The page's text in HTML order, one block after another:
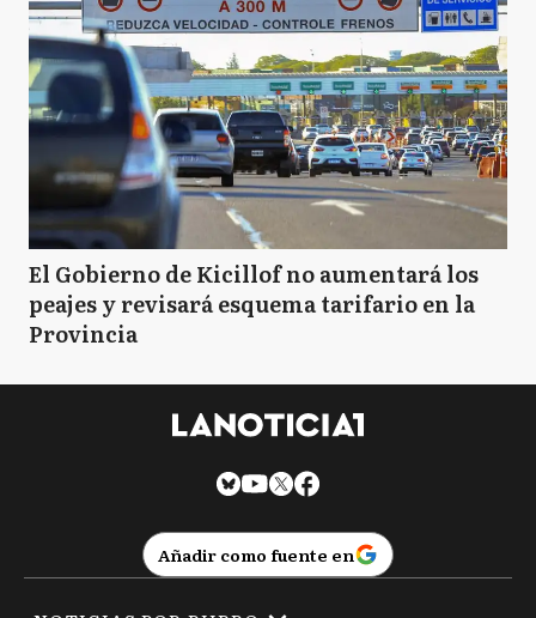
El Gobierno de Kicillof no aumentará los
peajes y revisará esquema tarifario en la
Provincia
Añadir como fuente en